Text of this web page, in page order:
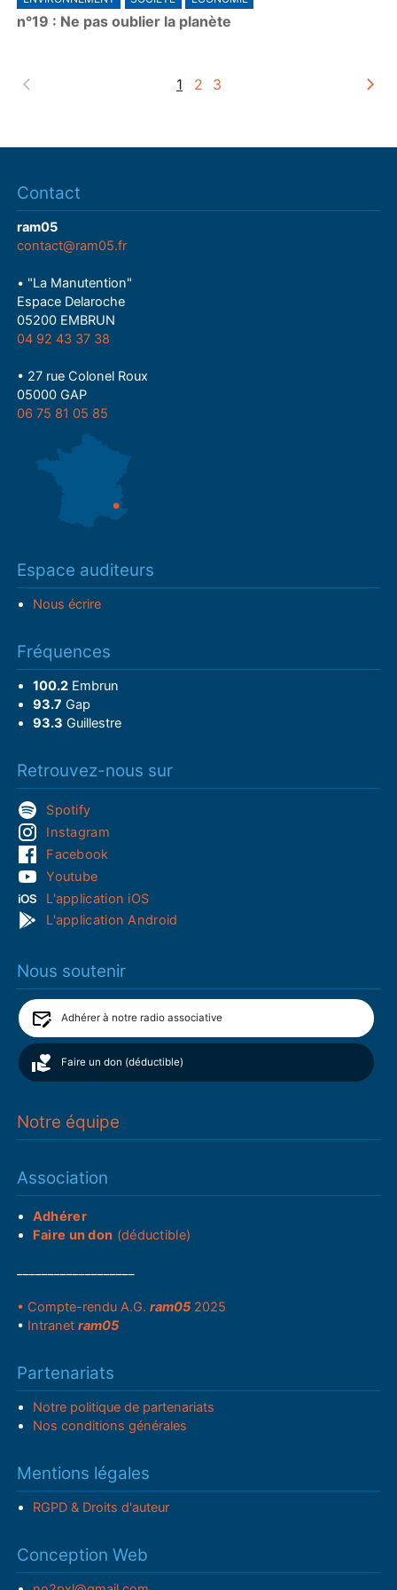
l
a
n°19 : Ne pas oublier la planète
1 2 3
Contact
ram05
contact@ram05.fr
• "La Manutention"
Espace Delaroche
05200 EMBRUN
04 92 43 37 38
• 27 rue Colonel Roux
05000 GAP
06 75 81 05 85
Espace auditeurs
Nous écrire
Fréquences
100.2Embrun
93.7 Gap
93.3 Guillestre
Retrouvez-nous sur
Spotify
Instagram
Facebook
Youtube
L'application iOS
L'application Android
Nous soutenir
Adhérer à notre radio associative
Faire un don (déductible)
Notre équipe
Association
Adhérer
Faire un don (déductible)
• Compte-rendu A.G.ram05 2025
• Intranetram05
Partenariats
Notre politique de partenariats
Nos conditions générales
Mentions légales
RGPD & Droits d'auteur
Conception Web